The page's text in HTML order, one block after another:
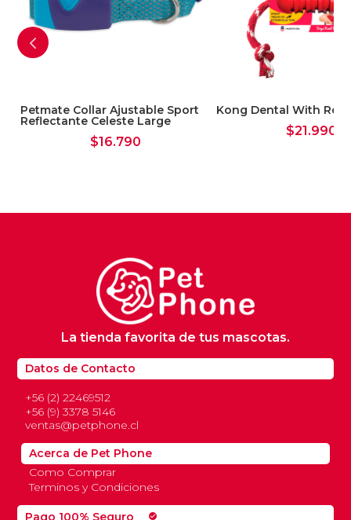
Petmate Collar Ajustable Sport
Reflectante Celeste Large
$16.790
Kong Dental With
$21.990
Pago 100% Seguro check_circle
Datos de Contacto
+56 (2) 22469512
+56 (9) 3378 5146
ventas@petphone.cl
La tienda favorita de tus mascotas.
Acerca de Pet Phone
Como Comprar
Terminos y Condiciones